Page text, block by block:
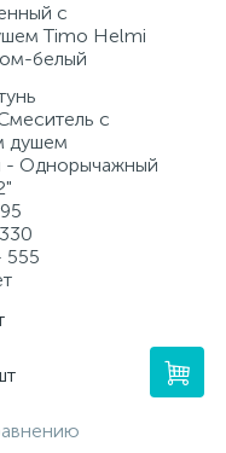
с
Timo Helmi
белый
с
душем
- Однорычажный